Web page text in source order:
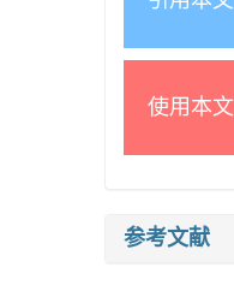
使用本文
参考文献